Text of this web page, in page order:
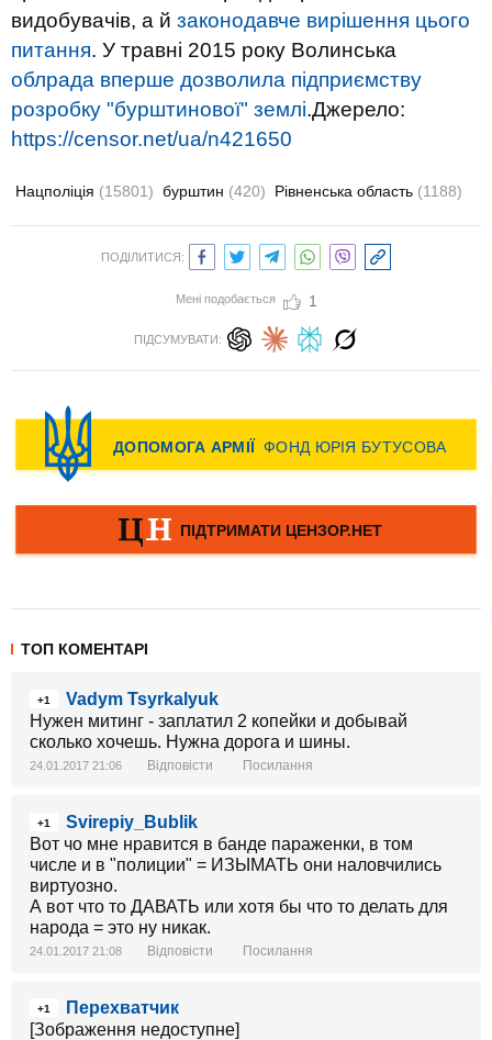
видобувачів, а й законодавче вирішення цього
питання. У травні 2015 року Волинська
облрада вперше дозволила підприємству
розробку "бурштинової" землі.Джерело:
https://censor.net/ua/n421650
Нацполіція (15801) бурштин (420) Рівненська область (1188)
ПОДІЛИТИСЯ:
Мені подобається 1
ПІДСУМУВАТИ:
ТОП КОМЕНТАРІ
+1
Vadym Tsyrkalyuk
Нужен митинг - заплатил 2 копейки и добывай
сколько хочешь. Нужна дорога и шины.
24.01.2017 21:06 Відповісти Посилання
+1
Svirepiy_Bublik
Вот чо мне нравится в банде параженки, в том
числе и в "полиции" = ИЗЫМАТЬ они наловчились
виртуозно.
А вот что то ДАВАТЬ или хотя бы что то делать для
народа = это ну никак.
24.01.2017 21:08 Відповісти Посилання
+1
Перехватчик
[Зображення недоступне]